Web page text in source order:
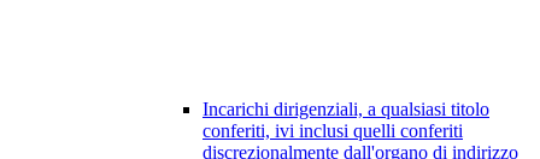
Incarichi dirigenziali, a qualsiasi titolo
conferiti, ivi inclusi quelli conferiti
discrezionalmente dall'organo di indirizzo